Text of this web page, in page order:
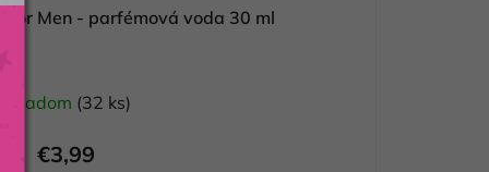
For Men - parfémová voda 30 ml
Skladom (32 ks)
€3,99